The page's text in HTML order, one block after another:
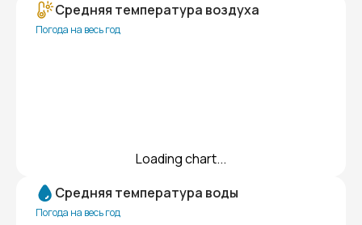
Средняя температура воздуха
Погода на весь год
Loading chart...
Средняя температура воды
Погода на весь год